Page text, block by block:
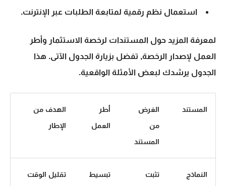
استعمال نظم رقمية لمتابعة الطلبات عبر الإنترنت.
لمعرفة المزيد حول المستندات لرخصة الاستثمار وأطر
العمل لإصدار الرخصة, تفضل بزيارة الجدول الآتى. هذا
الجدول يرشدك لبعض الأمثلة الواقعية.
المستند
الغرض
من
المستند
أطر
العمل
الهدف من
الإطار
النماذج
تثبت
تبسيط
تقليل الوقت